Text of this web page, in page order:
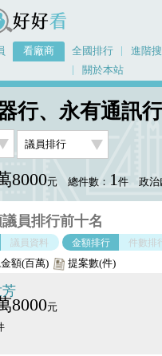
看廠商 全國排行 進階
關於本站
新寶電器行、永有通訊行
行、永有通訊行
8000元 總件數： 1件 政治
員排行前十名
議員資料 金額排行 件數排
額(百萬) 提案數(件)
8000元